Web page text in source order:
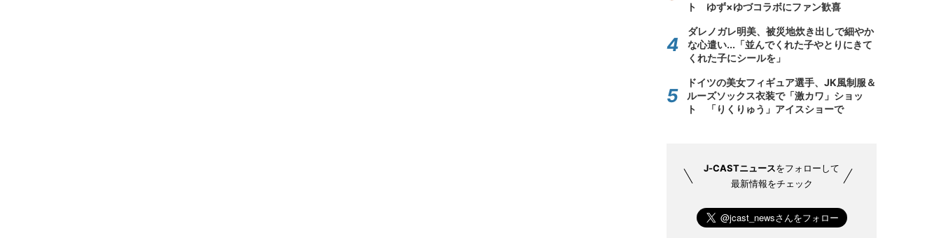
ト ゆず×ゆづコラボにファン歓喜
ダレノガレ明美、被災地炊き出しで細やか
な心遣い...「並んでくれた子やとりにきて
くれた子にシールを」
ドイツの美女フィギュア選手、JK風制服＆
ルーズソックス衣装で「激カワ」ショッ
ト 「りくりゅう」アイスショーで
J-CASTニュースをフォローして
最新情報をチェック